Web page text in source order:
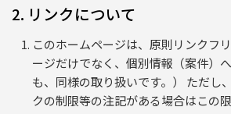
2. リンクについて
このホームページは、原則リンクフ
ージだけでなく、個別情報（案件）
も、同様の取り扱いです。） ただし
クの制限等の注記がある場合はこの